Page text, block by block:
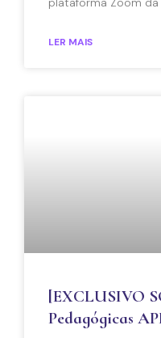
LER MAIS
[EXCLUSIVO
Pedagógicas